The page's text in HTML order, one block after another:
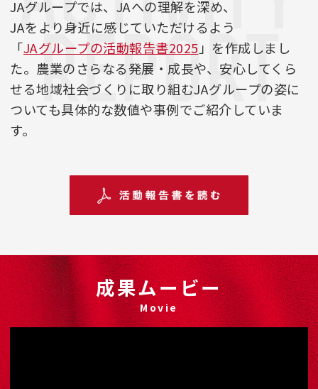
JAグループでは、JAへの理解を深め、
JAをより身近に感じていただけるよう
「JAグループの活動報告書2025 」を作成しまし
た。 農業のさらなる発展・成長や、安心してくら
せる地域社会づくりに取り組むJAグループの姿に
ついても具体的な数値や事例でご紹介していま
す。
成果ムービー
Movie